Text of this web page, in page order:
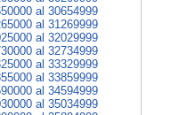
al 30654999
al 31269999
al 32029999
al 32734999
al 33329999
al 33859999
al 34594999
al 35034999